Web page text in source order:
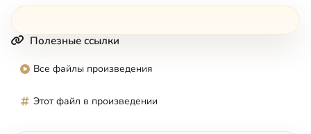
Полезные ссылки
Все файлы произведения
Этот файл в произведении